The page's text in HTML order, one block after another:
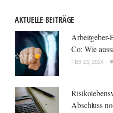
AKTUELLE BEITRÄGE
Co: Wie
FEB 13, 2024
Abschluss